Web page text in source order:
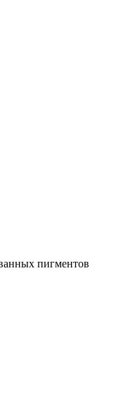
пигментов